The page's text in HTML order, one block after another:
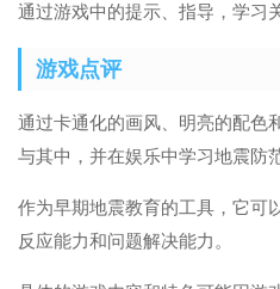
通过游戏中的提示、指导，学习
游戏点评
通过卡通化的画风、明亮的配色
与其中，并在娱乐中学习地震防
作为早期地震教育的工具，它可
反应能力和问题解决能力。